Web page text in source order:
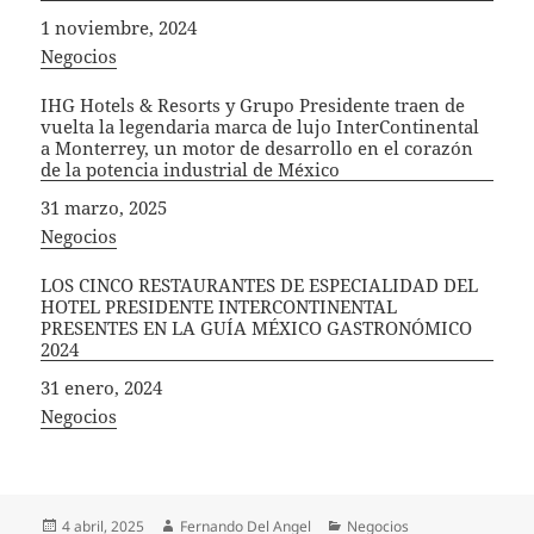
Fecha
1 noviembre, 2024
In relation to
Negocios
IHG Hotels & Resorts y Grupo Presidente traen de
vuelta la legendaria marca de lujo InterContinental
a Monterrey, un motor de desarrollo en el corazón
de la potencia industrial de México
Fecha
31 marzo, 2025
In relation to
Negocios
LOS CINCO RESTAURANTES DE ESPECIALIDAD DEL
HOTEL PRESIDENTE INTERCONTINENTAL
PRESENTES EN LA GUÍA MÉXICO GASTRONÓMICO
2024
Fecha
31 enero, 2024
In relation to
Negocios
Publicado
4 abril, 2025 Autor
Fernando Del Angel Categorías
Negocios